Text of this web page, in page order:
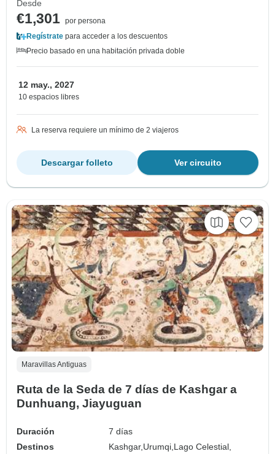
Desde
€1,301 por persona
Regístrate para acceder a los descuentos
Precio basado en una habitación privada doble
12 may., 2027
10 espacios libres
La reserva requiere un mínimo de 2 viajeros
Ver circuito
Descargar folleto
Maravillas Antiguas
Ruta de la Seda de 7 días de Kashgar a
Dunhuang, Jiayuguan
Duración
7 días
Destinos
Kashgar,Urumqi,Lago Celestial,